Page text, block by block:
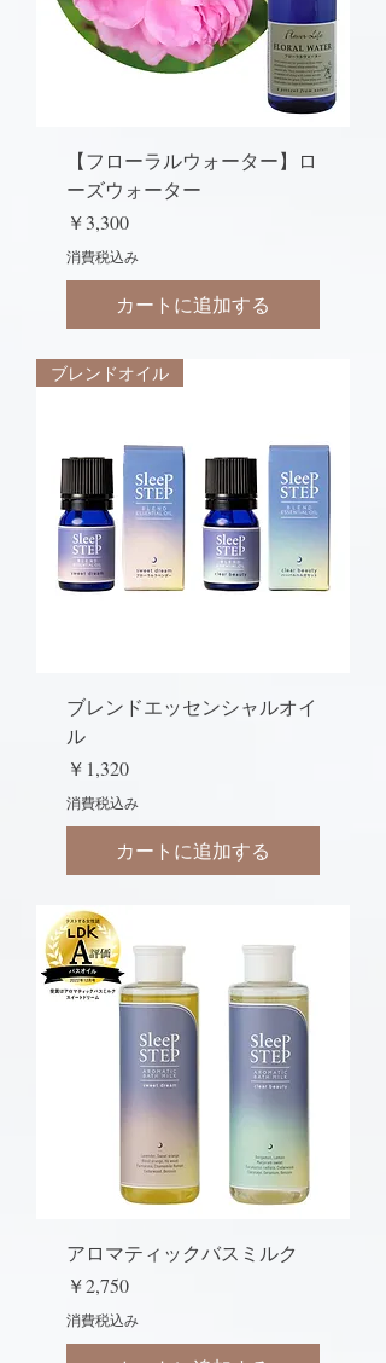
【フローラルウォーター】ロ
ーズウォーター
価格
￥3,300
消費税込み
カートに追加する
ブレンドオイル
ブレンドエッセンシャルオイ
ル
価格
￥1,320
消費税込み
カートに追加する
アロマティックバスミルク
価格
￥2,750
消費税込み